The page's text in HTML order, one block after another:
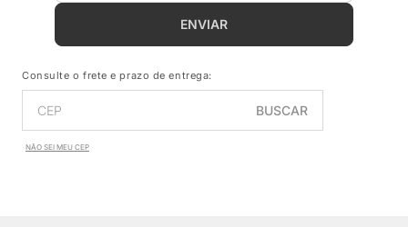
ENVIAR
Consulte o frete e prazo de entrega:
BUSCAR
NÃO SEI MEU CEP